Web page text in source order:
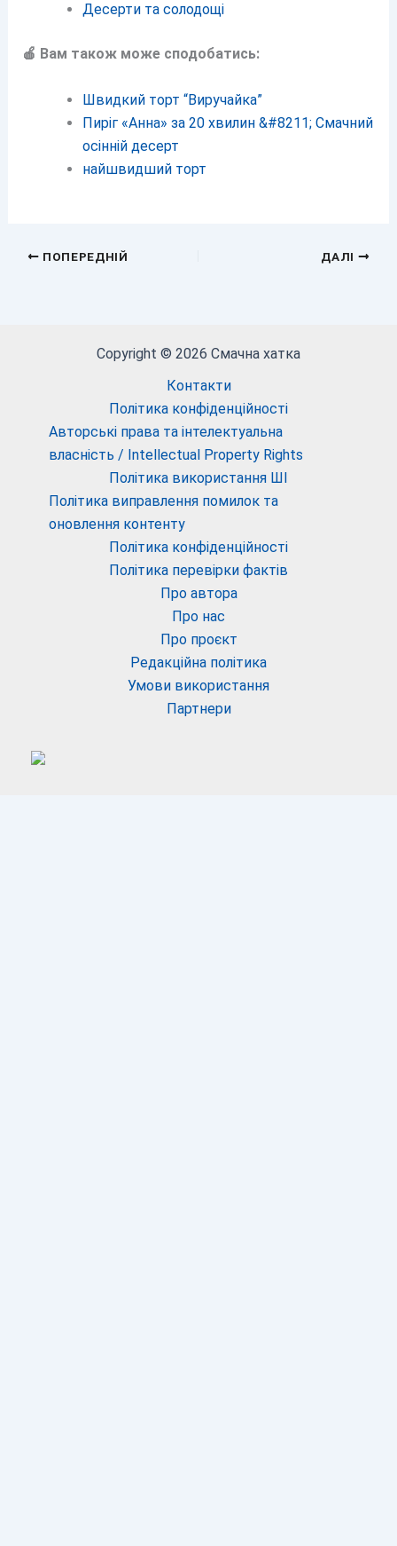
Десерти та солодощі
🍎 Вам також може сподобатись:
Швидкий торт “Виручайка”
Пиріг «Анна» за 20 хвилин &#8211; Смачний
осінній десерт
найшвидший торт
ПОПЕРЕДНІЙ ДАЛІ
Copyright © 2026 Смачна хатка
Контакти
Політика конфіденційності
Авторські права та інтелектуальна
власність / Intellectual Property Rights
Політика використання ШІ
Політика виправлення помилок та
оновлення контенту
Політика конфіденційності
Політика перевірки фактів
Про автора
Про нас
Про проєкт
Редакційна політика
Умови використання
Партнери